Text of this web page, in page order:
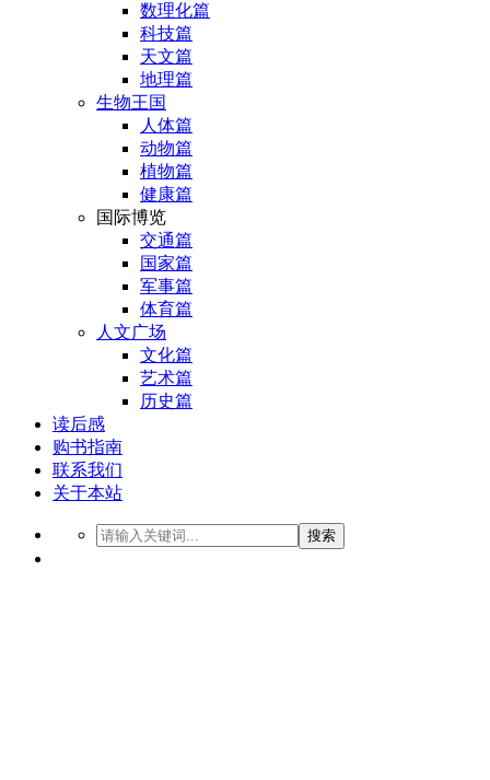
数理化篇
科技篇
天文篇
地理篇
生物王国
人体篇
动物篇
植物篇
健康篇
国际博览
交通篇
国家篇
军事篇
体育篇
人文广场
文化篇
艺术篇
历史篇
读后感
购书指南
联系我们
关于本站
搜索